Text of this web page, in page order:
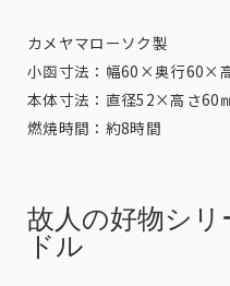
カメヤマローソク製
小函寸法：幅60×奥行60×
本体寸法：直径52×高さ60
燃焼時間：約8時間
故人の好物シ
ドル